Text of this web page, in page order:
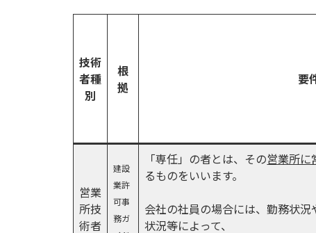
技術
者種
別
根
拠
要
営業
所技
術者
建設
業許
可事
務ガ
「専任」の者とは、その営業所に
るものをいいます。
会社の社員の場合には、勤務状
状況等によって、